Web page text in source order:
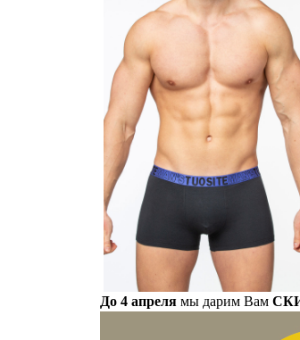
До 4 апреля мы дарим Вам